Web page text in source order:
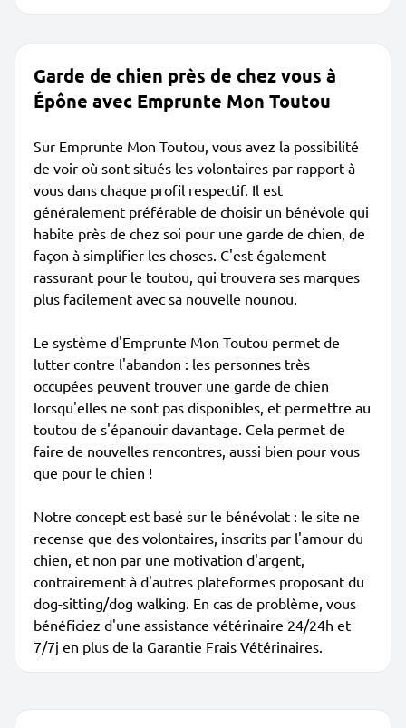
Garde de chien près de chez vous à
Épône avec Emprunte Mon Toutou
Sur Emprunte Mon Toutou, vous avez la possibilité
de voir où sont situés les volontaires par rapport à
vous dans chaque profil respectif. Il est
généralement préférable de choisir un bénévole qui
habite près de chez soi pour une garde de chien, de
façon à simplifier les choses. C'est également
rassurant pour le toutou, qui trouvera ses marques
plus facilement avec sa nouvelle nounou.
Le système d'Emprunte Mon Toutou permet de
lutter contre l'abandon : les personnes très
occupées peuvent trouver une garde de chien
lorsqu'elles ne sont pas disponibles, et permettre au
toutou de s'épanouir davantage. Cela permet de
faire de nouvelles rencontres, aussi bien pour vous
que pour le chien !
Notre concept est basé sur le bénévolat : le site ne
recense que des volontaires, inscrits par l'amour du
chien, et non par une motivation d'argent,
contrairement à d'autres plateformes proposant du
dog-sitting/dog walking. En cas de problème, vous
bénéficiez d'une assistance vétérinaire 24/24h et
7/7j en plus de la Garantie Frais Vétérinaires.